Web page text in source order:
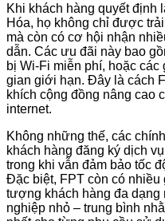
Khi khách hàng quyết định
Hóa, họ không chỉ được
mà còn có cơ hội nhận
dẫn. Các ưu đãi này bao
bị Wi-Fi miễn phí, hoặc
gian giới hạn. Đây là cách
khích cộng đồng nâng cao
internet.
Không những thế, các
khách hàng đăng ký dịch
trong khi vẫn đảm bảo tốc
Đặc biệt, FPT còn có
tượng khách hàng đa dạng
nghiệp nhỏ – trung bình